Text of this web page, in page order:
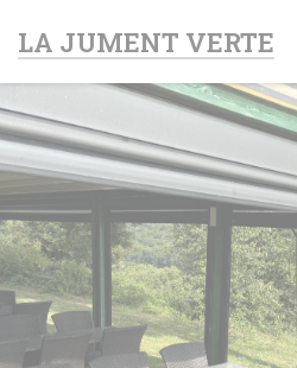
LA JUMENT VERTE